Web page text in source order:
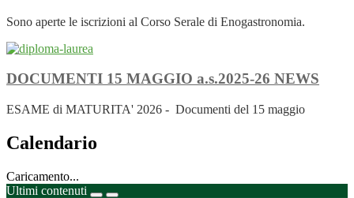
Sono aperte le iscrizioni al Corso Serale di Enogastronomia.
DOCUMENTI 15 MAGGIO a.s.2025-26 NEWS
ESAME di MATURITA' 2026 - Documenti del 15 maggio
Calendario
Caricamento...
Ultimi contenuti